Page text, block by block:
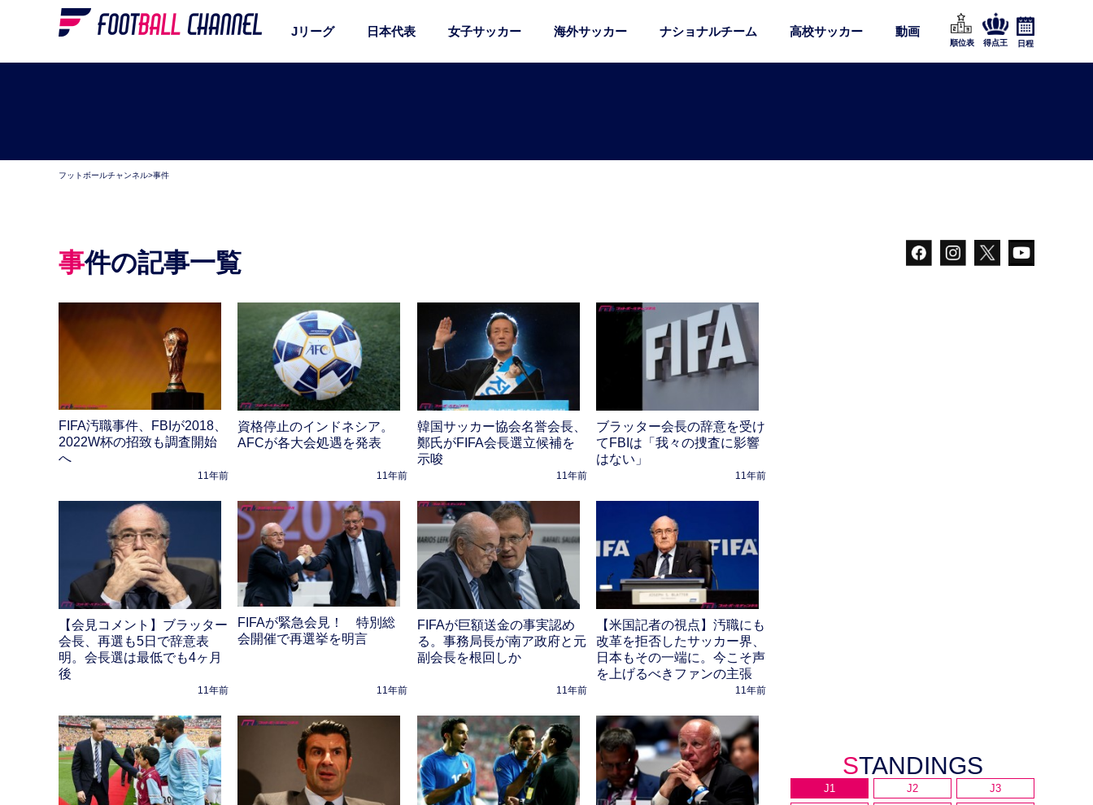
Jリーグ 日本代表 女子サッカー 海外サッカー ナショナルチーム 高校サッカー 動画
順位表 得点王 日程
フットボールチャンネル>事件
事件の記事一覧
FIFA汚職事件、FBIが2018、
2022W杯の招致も調査開始
へ
11年前
資格停止のインドネシア。
AFCが各大会処遇を発表
11年前
韓国サッカー協会名誉会長、
鄭氏がFIFA会長選立候補を
示唆
11年前
ブラッター会長の辞意を受け
てFBIは「我々の捜査に影響
はない」
11年前
【会見コメント】ブラッター
会長、再選も5日で辞意表
明。会長選は最低でも4ヶ月
後
11年前
FIFAが緊急会見！ 特別総
会開催で再選挙を明言
11年前
FIFAが巨額送金の事実認め
る。事務局長が南ア政府と元
副会長を根回しか
11年前
【米国記者の視点】汚職にも
改革を拒否したサッカー界、
日本もその一端に。今こそ声
を上げるべきファンの主張
11年前
STANDINGS
J1 J2
J3